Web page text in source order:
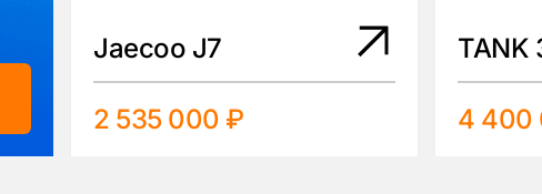
Jaecoo J7
2 535 000 ₽
TANK
4 400